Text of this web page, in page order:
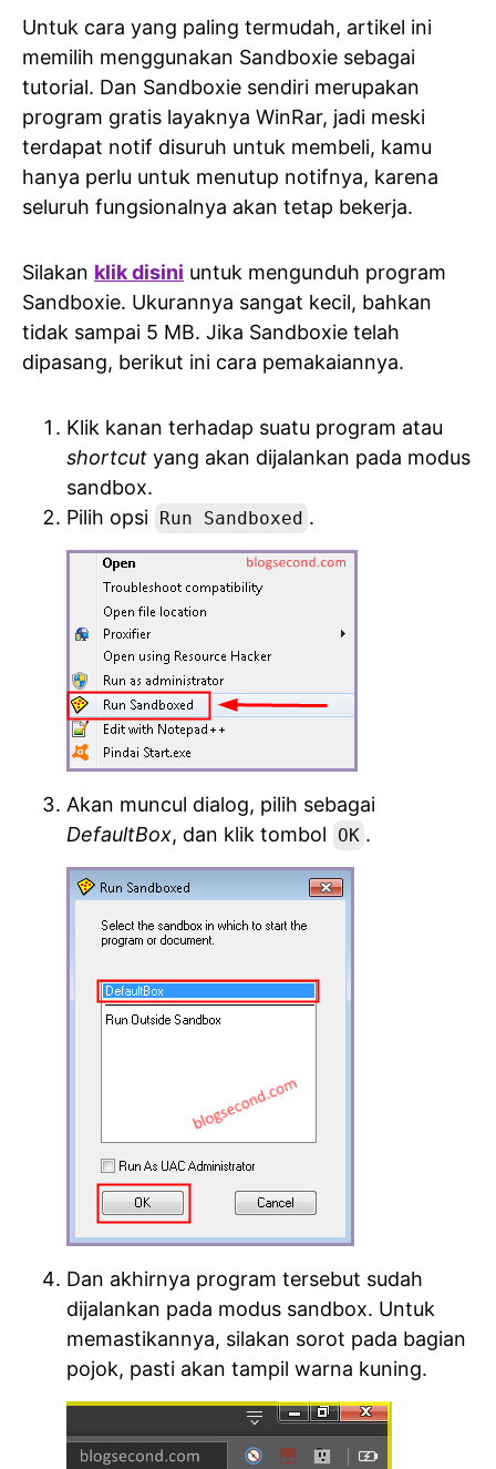
Untuk cara yang paling termudah, artikel ini
memilih menggunakan Sandboxie sebagai
tutorial. Dan Sandboxie sendiri merupakan
program gratis layaknya WinRar, jadi meski
terdapat notif disuruh untuk membeli, kamu
hanya perlu untuk menutup notifnya, karena
seluruh fungsionalnya akan tetap bekerja.
Silakan klik disini untuk mengunduh program
Sandboxie. Ukurannya sangat kecil, bahkan
tidak sampai 5 MB. Jika Sandboxie telah
dipasang, berikut ini cara pemakaiannya.
Klik kanan terhadap suatu program atau
shortcut yang akan dijalankan pada modus
sandbox.
Pilih opsi Run Sandboxed .
Akan muncul dialog, pilih sebagai
DefaultBox, dan klik tombol OK .
Dan akhirnya program tersebut sudah
dijalankan pada modus sandbox. Untuk
memastikannya, silakan sorot pada bagian
pojok, pasti akan tampil warna kuning.